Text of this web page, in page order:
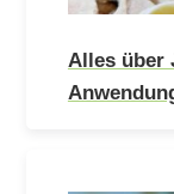
Alles über